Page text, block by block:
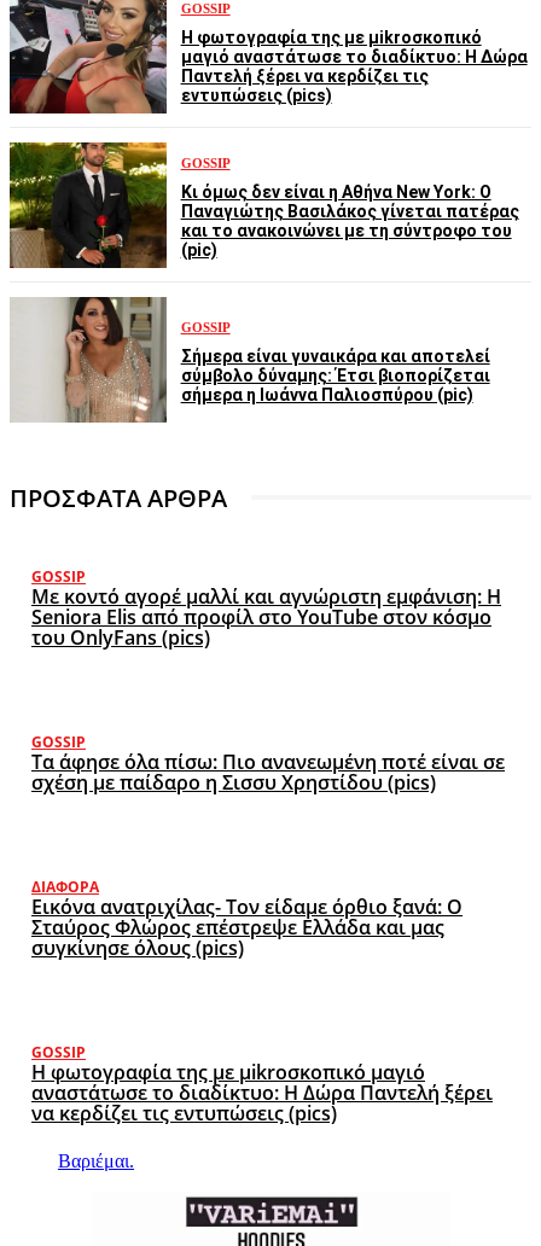
GOSSIP
Η φωτογραφία της με μikroσκοπικό
μαγιό αναστάτωσε το διαδίκτυο: Η Δώρα
Παντελή ξέρει να κερδίζει τις
εντυπώσεις (pics)
GOSSIP
Κι όμως δεν είναι η Αθήνα New York: Ο
Παναγιώτης Βασιλάκος γίνεται πατέρας
και το ανακοινώνει με τη σύντροφο του
(pic)
GOSSIP
Σήμερα είναι γυναικάρα και αποτελεί
σύμβολο δύναμης: Έτσι βιοπορίζεται
σήμερα η Ιωάννα Παλιοσπύρου (pic)
ΠΡΟΣΦΑΤΑ ΑΡΘΡΑ
GOSSIP
Με κοντό αγορέ μαλλί και αγνώριστη εμφάνιση: Η
Seniora Elis από προφίλ στο YouTube στον κόσμο
του OnlyFans (pics)
GOSSIP
Τα άφησε όλα πίσω: Πιο ανανεωμένη ποτέ είναι σε
σχέση με παίδαρο η Σισσυ Χρηστίδου (pics)
ΔΙΆΦΟΡΑ
Εικόνα ανατριχίλας- Τον είδαμε όρθιο ξανά: Ο
Σταύρος Φλώρος επέστρεψε Ελλάδα και μας
συγκίνησε όλους (pics)
GOSSIP
Η φωτογραφία της με μikroσκοπικό μαγιό
αναστάτωσε το διαδίκτυο: Η Δώρα Παντελή ξέρει
να κερδίζει τις εντυπώσεις (pics)
Βαριέμαι.